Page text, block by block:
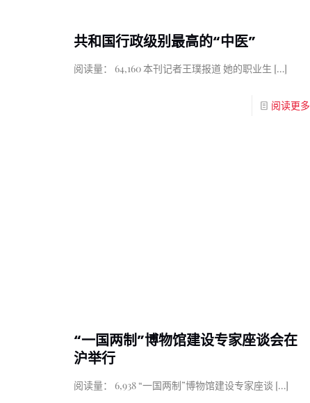
共和国行政级别最高的“中医”
阅读量： 64,160 本刊记者王璞报道 她的职业生 […]
阅读更多
“一国两制”博物馆建设专家座谈会在
沪举行
阅读量： 6,938 “一国两制”博物馆建设专家座谈 […]